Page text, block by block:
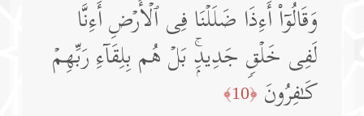
وَقَالُوۤا۟ أَءِذَا ضَلَلۡنَا فِی ٱلۡأَرۡضِ أَءِنَّا
لَفِی خَلۡقࣲ جَدِیدِۭۚ بَلۡ هُم بِلِقَاۤءِ رَبِّهِمۡ
كَـٰفِرُونَ ﴿10﴾